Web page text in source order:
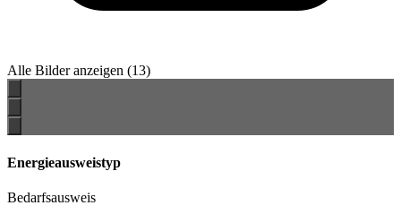
Alle Bilder anzeigen (13)
Energieausweistyp
Bedarfsausweis